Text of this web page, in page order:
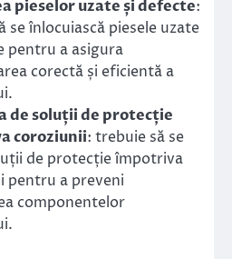
pieselor uzate și defecte:
se înlocuiască piesele uzate
pentru a asigura
corectă și eficientă a
de soluții de protecție
coroziunii: trebuie să se
de protecție împotriva
pentru a preveni
componentelor